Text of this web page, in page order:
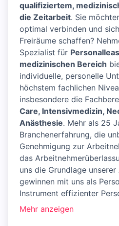
qualifiziertem,
die Zeitarbeit. Sie
optimal verbinden und
Freiräume schaffen?
Spezialist für
medizinischen Bereich
individuelle, personelle
höchstem fachlichen
insbesondere die
Care, Intensivmedizin,
Anästhesie. Mehr als 25
Branchenerfahrung, die
Genehmigung zur
das
uns die Grundlage
gewinnen mit uns als
Instrument effizienter
Mehr anzeigen